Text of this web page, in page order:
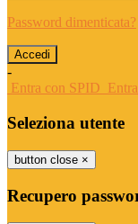
Password dimenticata?
-
Entra con SPID
Seleziona utente
button close ×
Recupero